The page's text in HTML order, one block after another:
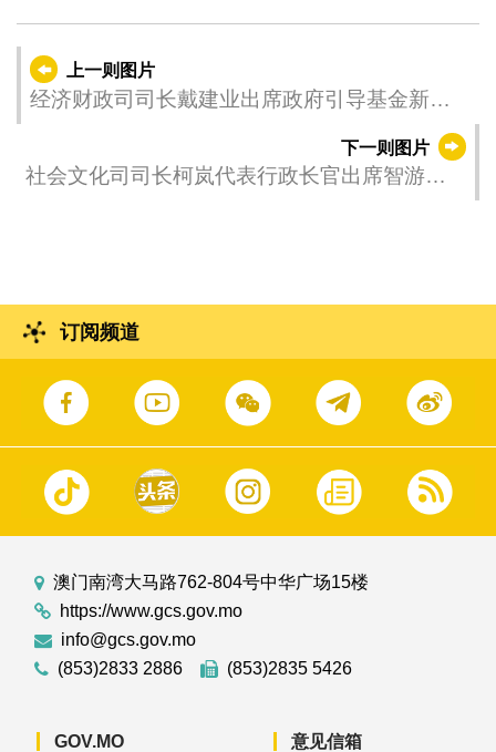
上一则图片
经济财政司司长戴建业出席政府引导基金新闻
下一则图片
社会文化司司长柯岚代表行政长官出席智游广
订阅频道
澳门南湾大马路762-804号中华广场15楼
https://www.gcs.gov.mo
info@gcs.gov.mo
(853)2833 2886
(853)2835 5426
GOV.MO 意见信箱